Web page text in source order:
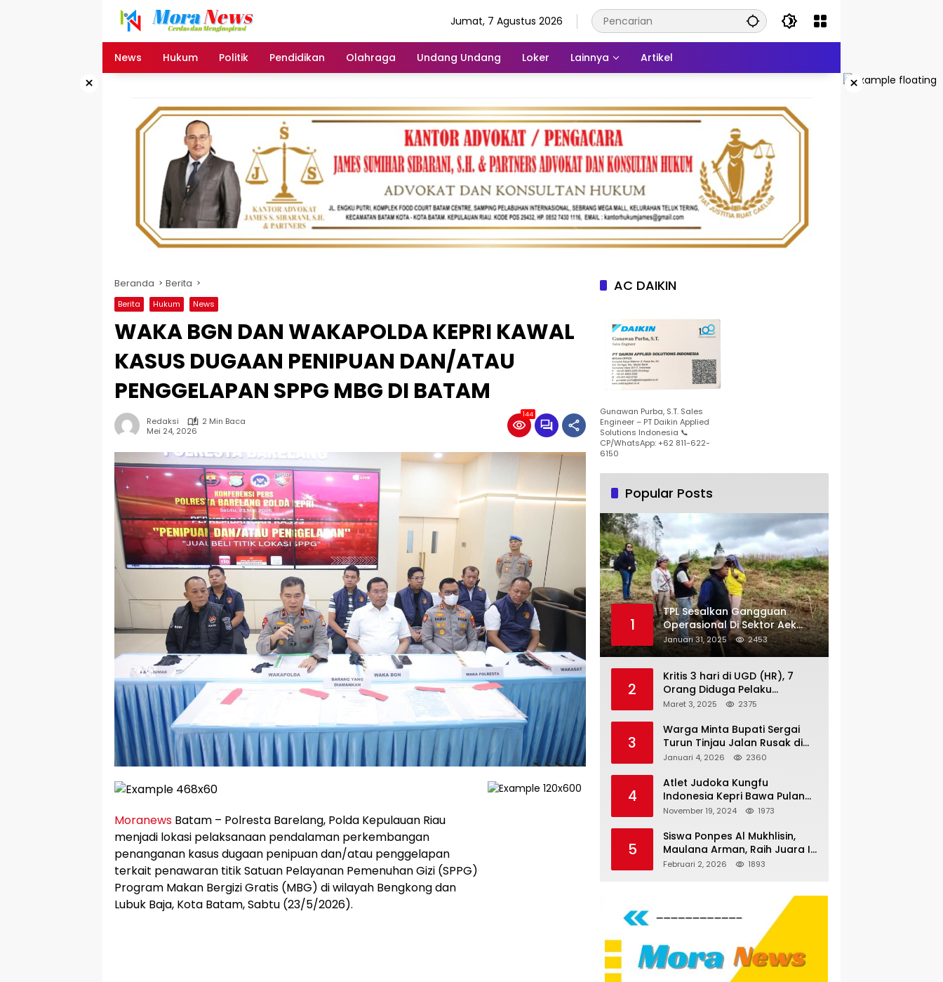
Jumat, 7 Agustus 2026
News Hukum Politik Pendidikan Olahraga Undang Undang Loker Lainnya Artikel
× ×
Beranda Berita
Berita Hukum News
WAKA BGN DAN WAKAPOLDA KEPRI KAWAL
KASUS DUGAAN PENIPUAN DAN/ATAU
PENGGELAPAN SPPG MBG DI BATAM
Redaksi
2 Min Baca
Mei 24, 2026
144
Moranews Batam – Polresta Barelang, Polda Kepulauan Riau
menjadi lokasi pelaksanaan pendalaman perkembangan
penanganan kasus dugaan penipuan dan/atau penggelapan
terkait penawaran titik Satuan Pelayanan Pemenuhan Gizi (SPPG)
Program Makan Bergizi Gratis (MBG) di wilayah Bengkong dan
Lubuk Baja, Kota Batam, Sabtu (23/5/2026).
AC DAIKIN
Gunawan Purba, S.T. Sales
Engineer – PT Daikin Applied
Solutions Indonesia 📞
CP/WhatsApp: +62 811-622-
6150
Popular Posts
1
TPL Sesalkan Gangguan
Operasional Di Sektor Aek
Nauli
Januari 31, 2025 2453
2
Kritis 3 hari di UGD (HR), 7
Orang Diduga Pelaku
Pengeroyokan di Lift KTV
Kantor Hukum JAP
Pertanyakan Kinerja Polresta
Tanjungpinang
Maret 3, 2025 2375
3
Warga Minta Bupati Sergai
Turun Tinjau Jalan Rusak di
Dusun 4 Desa Sei Periuk
Januari 4, 2026 2360
4
Atlet Judoka Kungfu
Indonesia Kepri Bawa Pulang
11 Medali Pra Fornas bogor, 3
November 19, 2024 1973
5
Siswa Ponpes Al Mukhlisin,
Maulana Arman, Raih Juara I
Taekwondo Junior Putra di
Februari 2, 2026 1893